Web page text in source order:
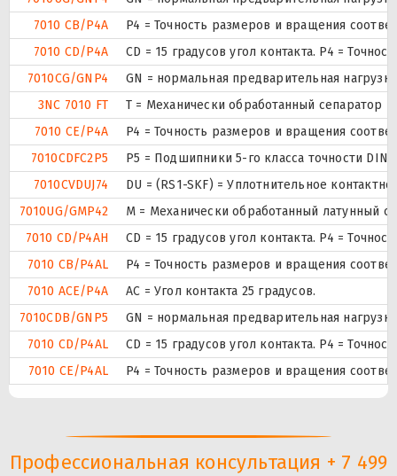
7010 CB/P4A
P4 = Точность размеров и вращения
7010 CD/P4A
CD = 15 градусов угол контакта. P4 =
7010CG/GNP4
GN = нормальная предварительная
3NC 7010 FT
T = Механически обработанный сепаратор
7010 CE/P4A
P4 = Точность размеров и вращения
7010CDFC2P5
P5 = Подшипники 5-го класса точности DIN
7010CVDUJ74
DU = (RS1-SKF) = Уплотнительное
7010UG/GMP42
М = Механически обработанный латунный
7010 CD/P4AH
CD = 15 градусов угол контакта. P4 =
7010 CB/P4AL
P4 = Точность размеров и вращения
7010 ACE/P4A
AC = Угол контакта 25 градусов.
7010CDB/GNP5
GN = нормальная предварительная
7010 CD/P4AL
CD = 15 градусов угол контакта. P4 =
7010 CE/P4AL
P4 = Точность размеров и вращения
Профессиональная консультация + 7 499